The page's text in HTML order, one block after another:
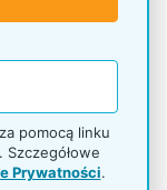
DL,
pomocą linku
Prywatności.